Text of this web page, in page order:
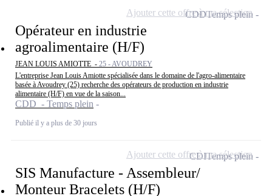
Opérateur en industrie
agroalimentaire (H/F)
JEAN LOUIS AMIOTTE - 25 - AVOUDREY
L'entreprise Jean Louis Amiotte spécialisée dans le domaine de l'agro-alimentaire
basée à Avoudrey (25) recherche des opérateurs de production en industrie
alimentaire (H/F) en vue de la saison...
CDD - Temps plein
Publié il y a plus de 30 jours
CDDTemps plein
Ajouter cette offre à ma sélection
SIS Manufacture - Assembleur/
Monteur Bracelets (H/F)
CDITemps plein
Ajouter cette offre à ma sélection